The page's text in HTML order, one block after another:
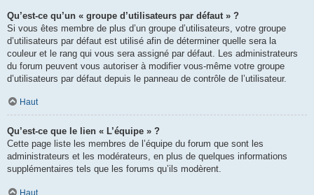
Qu’est-ce qu’un « groupe d’utilisateurs par défaut » ?
Si vous êtes membre de plus d’un groupe d’utilisateurs, votre groupe
d’utilisateurs par défaut est utilisé afin de déterminer quelle sera la
couleur et le rang qui vous sera assigné par défaut. Les administrateurs
du forum peuvent vous autoriser à modifier vous-même votre groupe
d’utilisateurs par défaut depuis le panneau de contrôle de l’utilisateur.
Haut
Qu’est-ce que le lien « L’équipe » ?
Cette page liste les membres de l’équipe du forum que sont les
administrateurs et les modérateurs, en plus de quelques informations
supplémentaires tels que les forums qu’ils modèrent.
Haut